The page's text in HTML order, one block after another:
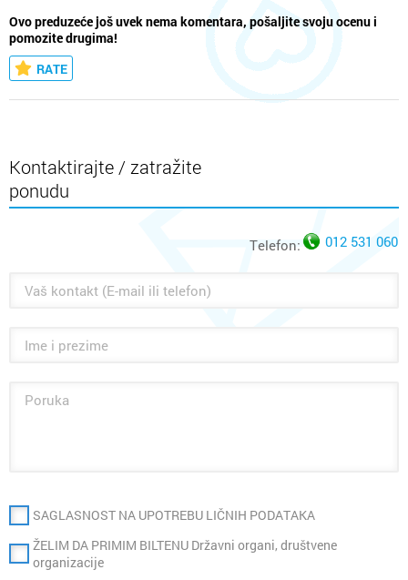
Ovo preduzeće još uvek nema komentara, pošaljite svoju ocenu i
pomozite drugima!
RATE
Kontaktirajte / zatražite
ponudu
Telefon: 012 531 060
SAGLASNOST NA UPOTREBU LIČNIH PODATAKA
ŽELIM DA PRIMIM BILTENU Državni organi, društvene
organizacije